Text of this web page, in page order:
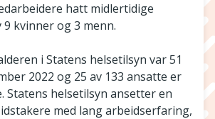
hatt midlertidige
kvinner og 3 menn.
i Statens helsetilsyn var 51
2022 og 25 av 133 ansatte er
Statens helsetilsyn ansetter en
med lang arbeidserfaring,